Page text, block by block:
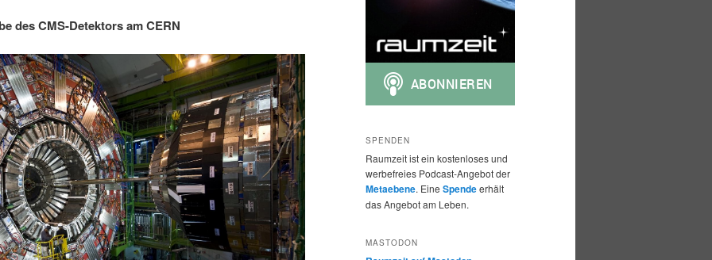
des CMS-Detektors am CERN
SPENDEN
Raumzeit ist ein kostenloses und
werbefreies Podcast-Angebot der
Metaebene. Eine Spendeerhält
das Angebot am Leben.
MASTODON